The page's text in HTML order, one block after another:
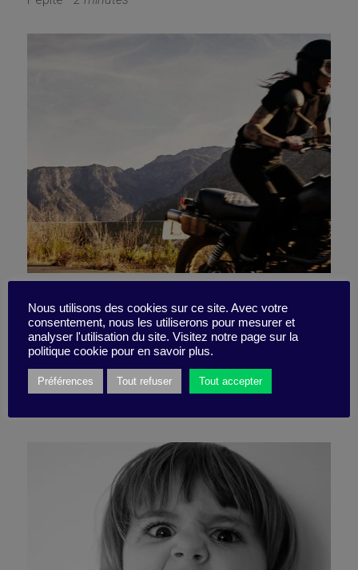
Incitez vos équipes à briser
les codes
1 décembre 2021
Nous utilisons des cookies sur ce site. Avec votre
consentement, nous les utiliserons pour mesurer et
analyser l'utilisation du site. Visitez notre page sur la
politique cookie pour en savoir plus.
Préférences Tout refuser Tout accepter